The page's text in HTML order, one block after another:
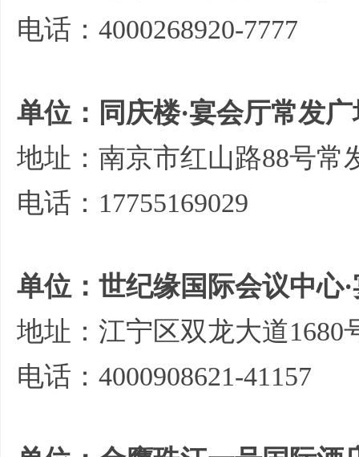
电话：4000268920-7777
单位：同庆楼·宴会厅常发
地址：南京市红山路88号常
电话：17755169029
单位：世纪缘国际会议中心
地址：江宁区双龙大道1680
电话：4000908621-41157